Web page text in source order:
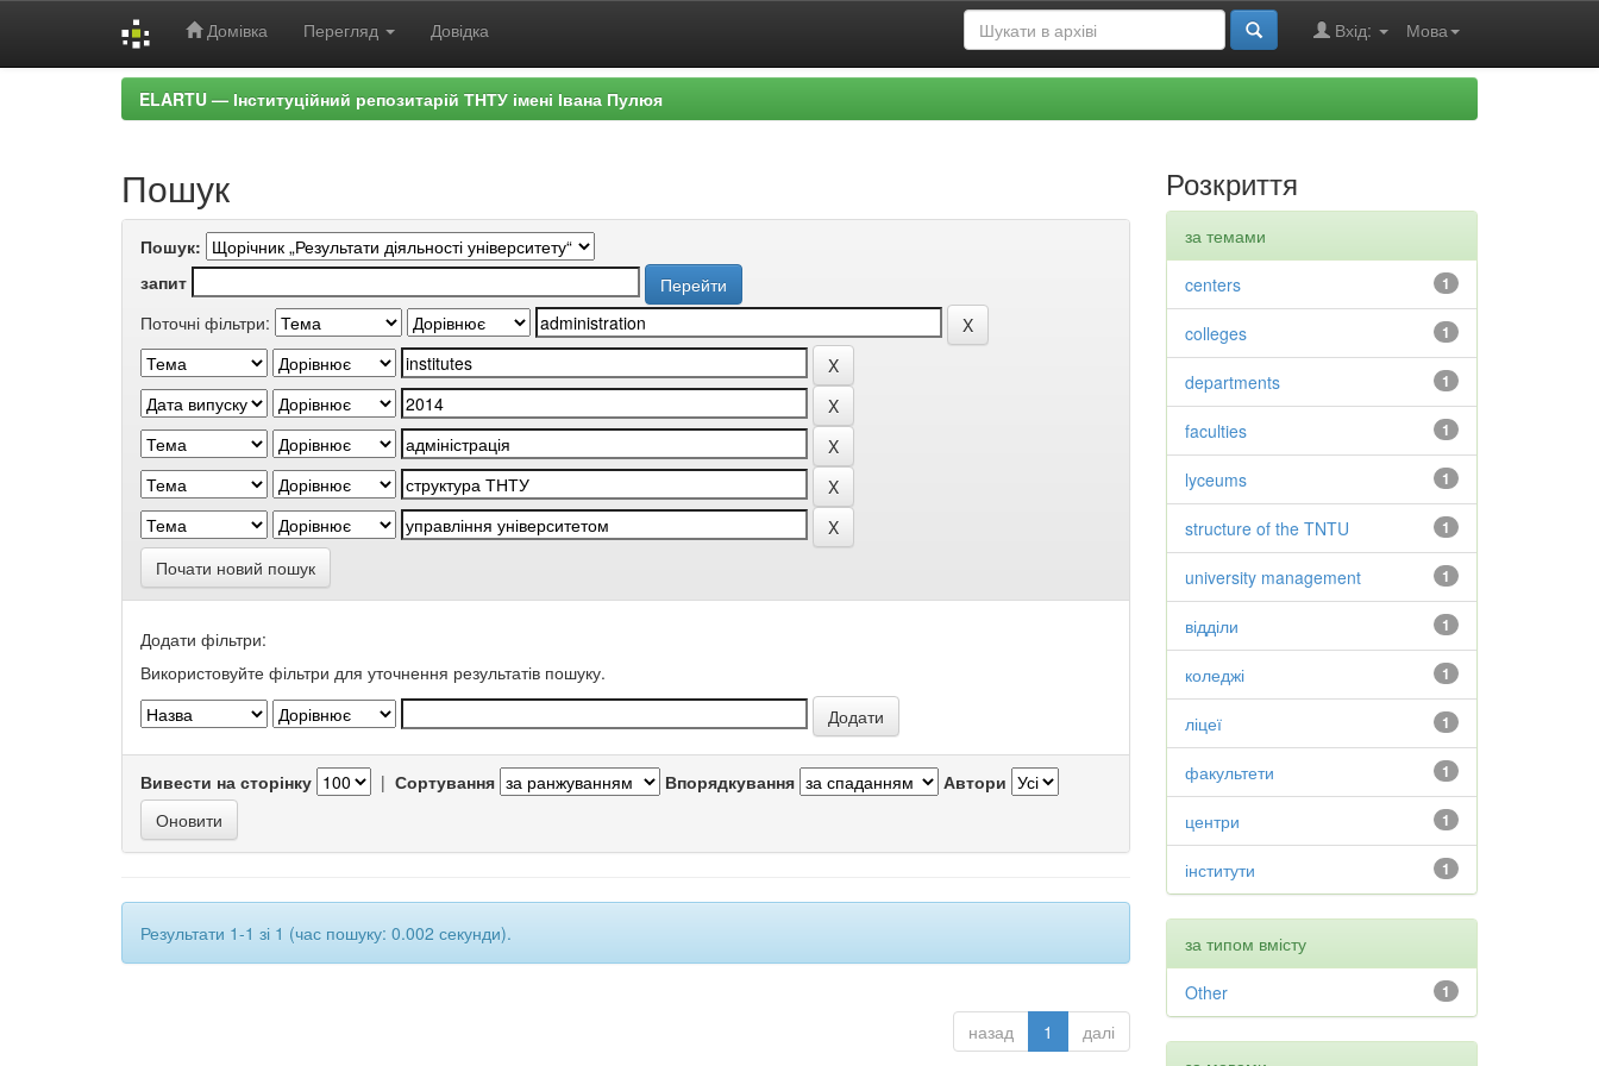
Домівка Перегляд Довідка Мова
Вхід:
ELARTU — Інституційний репозитарій ТНТУ імені Івана Пулюя
Пошук
Пошук:
запит
Поточні фільтри:
Почати новий пошук
Додати фільтри:
Використовуйте фільтри для уточнення результатів пошуку.
Вивести на сторінку | Сортування Впорядкування Автори
Результати 1-1 зі 1 (час пошуку: 0.002 секунди).
назад 1 далі
Розкриття
за темами
1
centers
1
colleges
1
departments
1
faculties
1
lyceums
1
structure of the TNTU
1
university management
1
відділи
1
коледжі
1
ліцеї
1
факультети
1
центри
1
інститути
за типом вмісту
1
Other